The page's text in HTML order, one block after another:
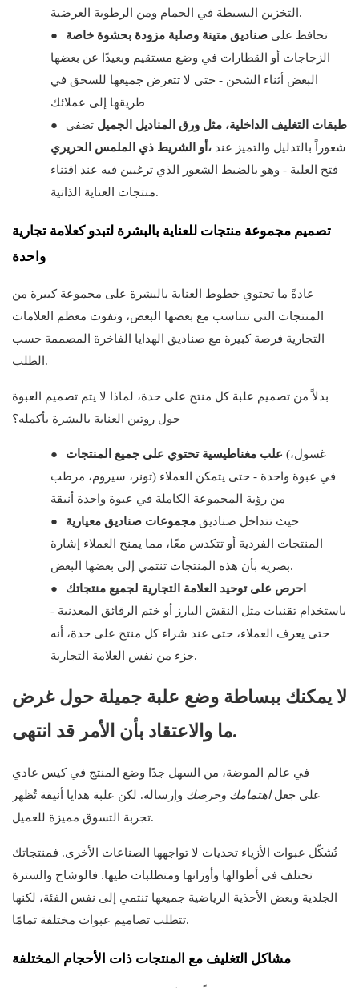
التخزين البسيطة في الحمام ومن الرطوبة العرضية.
●
صناديق متينة وصلبة مزودة بحشوة خاصة تحافظ على
الزجاجات أو القطارات في وضع مستقيم وبعيدًا عن بعضها
البعض أثناء الشحن - حتى لا تتعرض جميعها للسحق في
طريقها إلى عملائك
●
طبقات التغليف الداخلية، مثل ورق المناديل الجميل
أو الشريط ذي الملمس الحريري، شعوراً بالتدليل والتميز عند
فتح العلبة - وهو بالضبط الشعور الذي ترغبين فيه عند اقتناء
منتجات العناية الذاتية.
تصميم مجموعة منتجات للعناية بالبشرة لتبدو كعلامة تجارية
واحدة
عادةً ما تحتوي خطوط العناية بالبشرة على مجموعة كبيرة من
المنتجات التي تتناسب مع بعضها البعض، وتفوت معظم العلامات
التجارية فرصة كبيرة مع صناديق الهدايا الفاخرة المصممة حسب
الطلب.
بدلاً من تصميم علبة كل منتج على حدة، لماذا لا يتم تصميم العبوة
حول روتين العناية بالبشرة بأكمله؟
● علب مغناطيسية تحتوي على جميع المنتجات (غسول،
تونر، سيروم، مرطب) في عبوة واحدة - حتى يتمكن العملاء
من رؤية المجموعة الكاملة في عبوة واحدة أنيقة
●
مجموعات صناديق معيارية حيث تتداخل صناديق
المنتجات الفردية أو تتكدس معًا، مما يمنح العملاء إشارة
بصرية بأن هذه المنتجات تنتمي إلى بعضها البعض.
●
احرص على توحيد العلامة التجارية لجميع منتجاتك
باستخدام تقنيات مثل النقش البارز أو ختم الرقائق المعدنية -
حتى يعرف العملاء، حتى عند شراء كل منتج على حدة، أنه
جزء من نفس العلامة التجارية.
لا يمكنك ببساطة وضع علبة جميلة حول غرض
ما والاعتقاد بأن الأمر قد انتهى.
في عالم الموضة، من السهل جدًا وضع المنتج في كيس عادي
وإرساله. لكن علبة هدايا أنيقة تُظهر اهتمامك وحرصك على جعل
تجربة التسوق مميزة للعميل.
تُشكّل عبوات الأزياء تحديات لا تواجهها الصناعات الأخرى. فمنتجاتك
تختلف في أطوالها وأوزانها ومتطلبات طيها. فالوشاح والسترة
الجلدية وبعض الأحذية الرياضية جميعها تنتمي إلى نفس الفئة، لكنها
تتطلب تصاميم عبوات مختلفة تمامًا.
مشاكل التغليف مع المنتجات ذات الأحجام المختلفة